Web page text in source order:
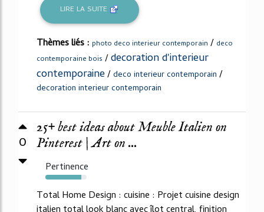
LIRE LA SUITE
Thèmes liés : photo deco interieur contemporain / deco
contemporaine bois /decoration d'interieur
contemporaine/deco interieur contemporain /
decoration interieur contemporain
0
25+ best ideas about Meuble Italien on
Pinterest | Art on ...
Pertinence
87%
Total Home Design : cuisine : Projet cuisine design